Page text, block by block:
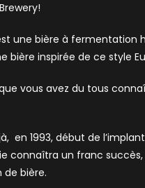
une bière à fermentation
bière inspirée de ce style
vous avez du tous
en 1993, début de
connaîtra un franc
bière.